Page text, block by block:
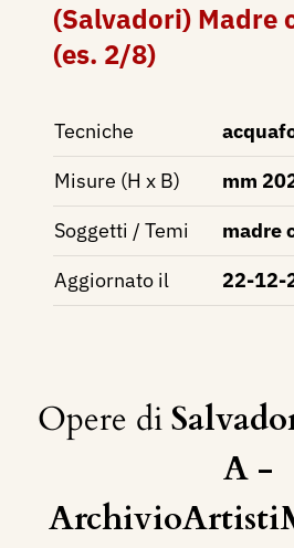
(Salvadori) Madre
(es. 2/8)
Tecniche
Misure (H x B)
mm
Soggetti / Temi
madre
Aggiornato il
22-12-
Opere di
A -